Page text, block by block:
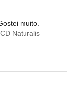
muito.
Naturalis